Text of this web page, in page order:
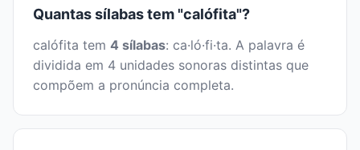
Quantas sílabas tem "calófita"?
calófita tem 4 sílabas: ca·ló·fi·ta. A palavra é
dividida em 4 unidades sonoras distintas que
compõem a pronúncia completa.